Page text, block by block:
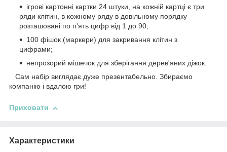
ігрові картонні картки 24 штуки, на кожній картці є три
ряди клітин, в кожному ряду в довільному порядку
розташовані по п'ять цифр від 1 до 90;
100 фішок (маркери) для закривання клітин з
цифрами;
непрозорий мішечок для зберігання дерев'яних діжок.
Сам набір виглядає дуже презентабельно. Збираємо
компанію і вдалою гри!
Приховати
Характеристики